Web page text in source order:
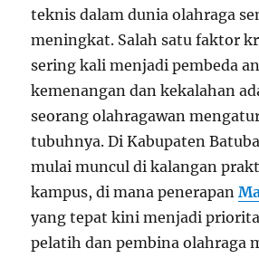
teknis dalam dunia olahraga
meningkat. Salah satu faktor
sering kali menjadi pembeda
kemenangan dan kekalahan
seorang olahragawan
tubuhnya. Di Kabupaten
mulai muncul di kalangan
kampus, di mana penerapan
yang tepat kini menjadi
pelatih dan pembina olahraga